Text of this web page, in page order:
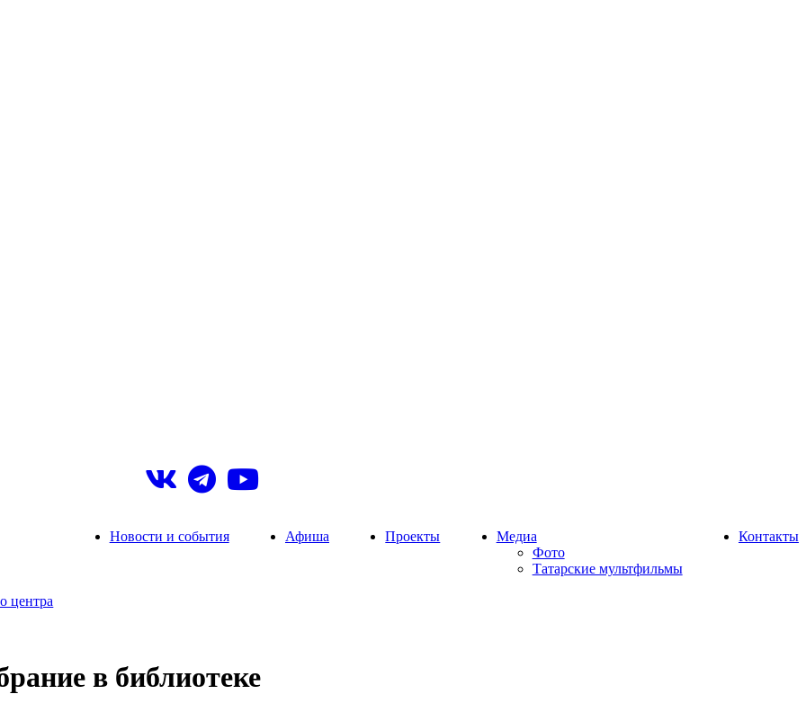
центра
Новости и события Афиша Проекты
Медиа
Фото
Татарские мультфильмы
Контакты
в библиотеке